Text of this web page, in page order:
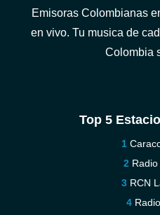
Emisoras Colombianas
en vivo. Tu musica de
Colombia
Top 5
Radio
RCN